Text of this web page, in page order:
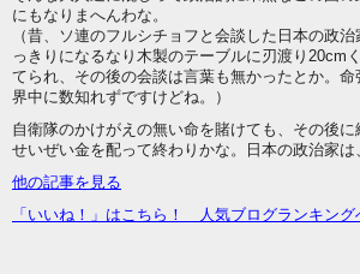
にもなりまへんわな。
（昔、ソ連のフルシチョフと会談した日本の政
っきりになるなり木製のテーブルに刃渡り20cm
てられ、その後の会談は言葉も無かったとか。
界中に数知れずですけどね。）
自衛隊のかけがえの無い命を賭けても、その後に
せいぜい金を配って終わりかな。日本の政治家は
他の記事を見る
「いいね！」はこちら！ 人気ブログランキン